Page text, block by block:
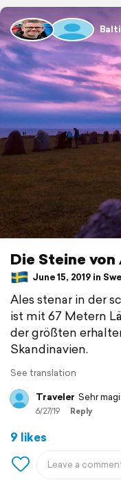
Die Steine von
June 15, 2019 in
Ales stenar in der
ist mit 67 Metern
der größten
Skandinavien.
See translation
Traveler Sehr
6/27/19 Reply
9 likes